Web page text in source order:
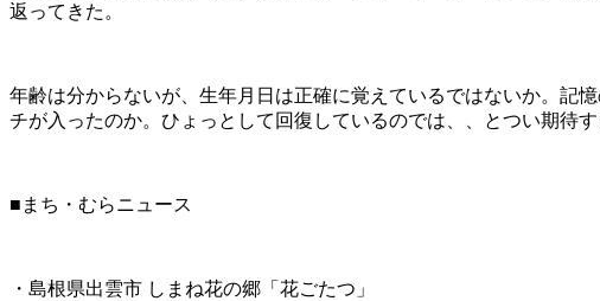
返ってきた。
年齢は分からないが、生年月日は正確に覚えているではないか。記
チが入ったのか。ひょっとして回復しているのでは、、とつい期待す
■まち・むらニュース
・島根県出雲市 しまね花の郷「花ごたつ」